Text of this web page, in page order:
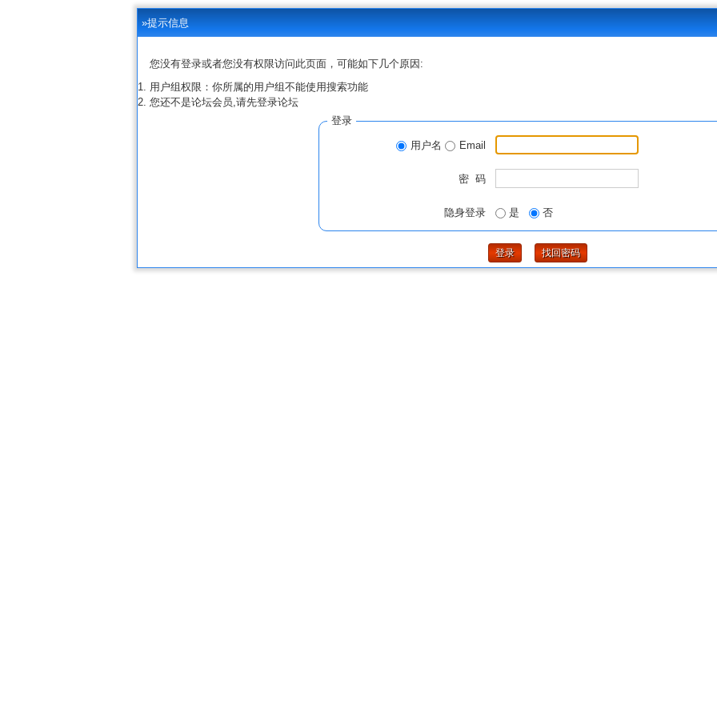
»提示信息
您没有登录或者您没有权限访问此页面，可能如下几个原因:
用户组权限：你所属的用户组不能使用搜索功能
您还不是论坛会员,请先登录论坛
登录
用户名 Email
密 码
隐身登录 是 否